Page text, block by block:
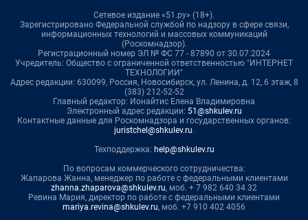
Сетевое издание «51.ру» (18+).
Зарегистрировано Федеральной службой по надзору в сфере связи,
информационных технологий и массовых коммуникаций
(Роскомнадзор).
Регистрационный номер ЭЛ № ФС 77 - 87890 от 30.07.2024
Учредитель: Общество с ограниченной ответственностью "ИНТЕРНЕТ
ТЕХНОЛОГИИ"
Адрес редакции: 630099, Россия, Новосибирск, ул. Ленина, д. 12, 6 этаж, 8
(383) 212-52-52
Главный редактор: Ионайтис Елена Владимировна
Электронный адрес редакции: 51@shkulev.ru
Контактные данные для Роскомнадзора и государственных органов:
juristchel@shkulev.ru.
Техподдержка: help@shkulev.ru
По вопросам коммерческого сотрудничества:
Жапарова Жанна, менеджер по работе с федеральными клиентами
zhanna.zhaparova@shkulev.ru, моб. + 7 982 640 34 32
Ревина Мария, директор по работе с федеральными клиентами
mariya.revina@shkulev.ru, моб. +7 910 402 4056